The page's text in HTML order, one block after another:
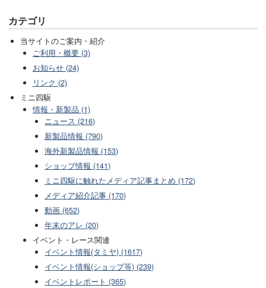
カテゴリ
当サイトのご案内・紹介
ご利用・概要 (3)
お知らせ (24)
リンク (2)
ミニ四駆
情報・新製品 (1)
ニュース (216)
新製品情報 (790)
海外新製品情報 (153)
ショップ情報 (141)
ミニ四駆に触れたメディア記事まとめ (172)
メディア紹介記事 (170)
動画 (652)
年末のアレ (20)
イベント・レース関連
イベント情報(タミヤ) (1617)
イベント情報(ショップ等) (239)
イベントレポート (365)